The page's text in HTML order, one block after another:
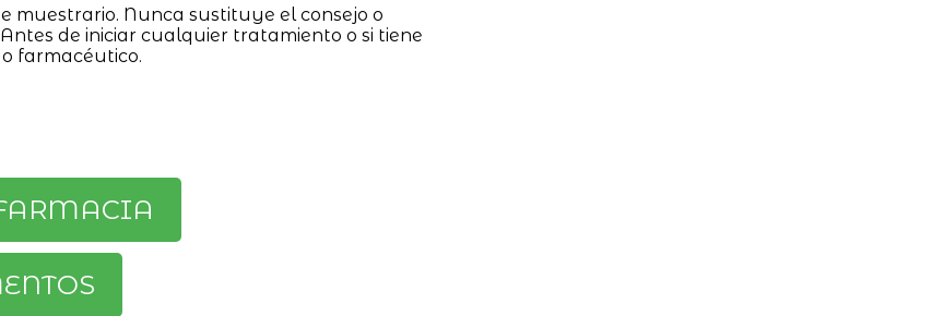
muestrario. Nunca sustituye el consejo o
de iniciar cualquier tratamiento o si tiene
farmacéutico.